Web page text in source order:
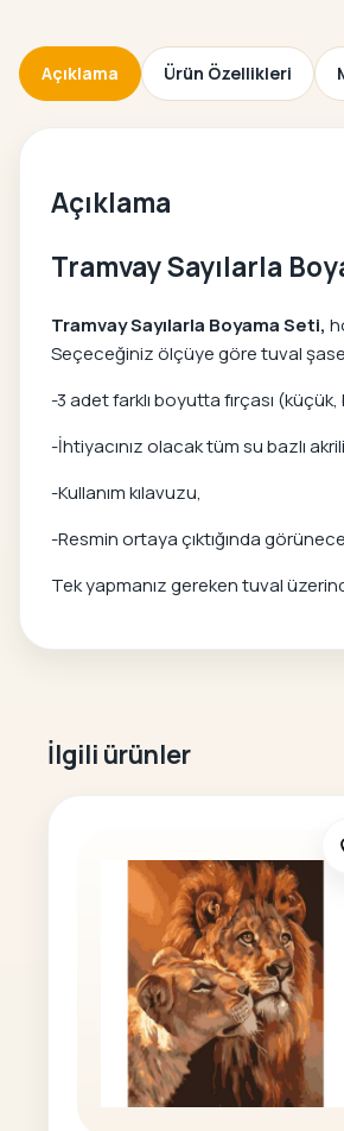
Açıklama Ürün Özellikleri
Açıklama
Tramvay Sayılarla
Tramvay Sayılarla Boyama Seti,
Seçeceğiniz ölçüye göre tuval
-3 adet farklı boyutta fırçası
-İhtiyacınız olacak tüm su bazlı
-Kullanım kılavuzu,
-Resmin ortaya çıktığında
Tek yapmanız gereken tuval
İlgili ürünler